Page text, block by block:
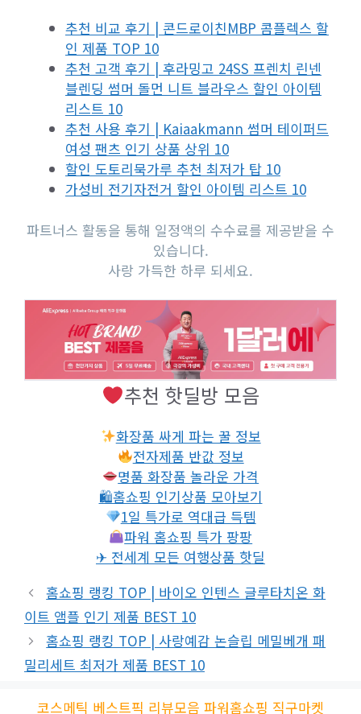
추천 비교 후기 | 콘드로이친MBP 콤플렉스 할
인 제품 TOP 10
추천 고객 후기 | 후라밍고 24SS 프렌치 린넨
블렌딩 썸머 돌먼 니트 블라우스 할인 아이템
리스트 10
추천 사용 후기 | Kaiaakmann 썸머 테이퍼드
여성 팬츠 인기 상품 상위 10
할인 도토리묵가루 추천 최저가 탑 10
가성비 전기자전거 할인 아이템 리스트 10
파트너스 활동을 통해 일정액의 수수료를 제공받을 수
있습니다.
사랑 가득한 하루 되세요.
추천 핫딜방 모음
화장품 싸게 파는 꿀 정보
전자제품 반값 정보
명품 화장품 놀라운 가격
🛍홈쇼핑 인기상품 모아보기
1일 특가로 역대급 득템
파워 홈쇼핑 특가 팡팡
✈ 전세계 모든 여행상품 핫딜
홈쇼핑 랭킹 TOP | 바이오 인텐스 글루타치온 화
이트 앰플 인기 제품 BEST 10
홈쇼핑 랭킹 TOP | 사랑예감 논슬립 메밀베개 패
밀리세트 최저가 제품 BEST 10
코스메틱 베스트픽 리뷰모음 파워홈쇼핑 직구마켓